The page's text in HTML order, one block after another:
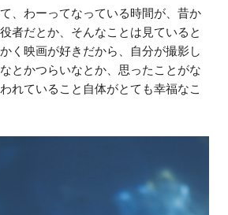
、わーってなっている時間が、昔か
者だとか、そんなことは見ていると
く映画が好きだから、自分が撮影し
とかつらいなとか、思ったことがな
れていること自体がとても幸福なこ